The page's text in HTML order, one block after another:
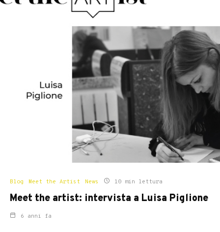
Blog Meet the Artist News 10 min lettura
Meet the artist: intervista a Luisa Piglione
6 anni fa